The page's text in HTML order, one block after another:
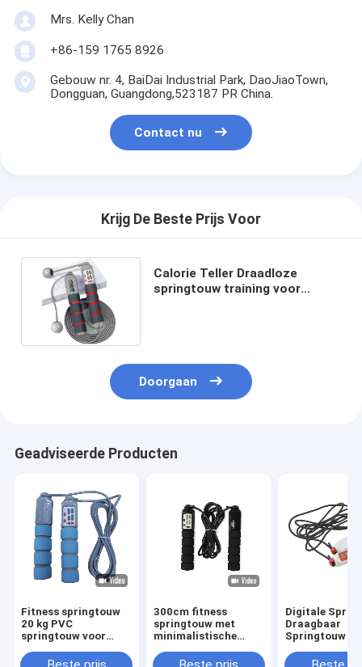
Mrs. Kelly Chan
+86-159 1765 8926
Gebouw nr. 4, BaiDai Industrial Park, DaoJiaoTown,
Dongguan, Guangdong,523187 PR China.
Contact nu
Krijg De Beste Prijs Voor
Calorie Teller Draadloze
springtouw training voor
Doorgaan
Geadviseerde Producten
Fitness springtouw
20 kg PVC
springtouw voor
PP-handvat OK-168
300cm fitness
springtouw met
minimalistische
een aangepast
Digitale
Draagbaar
Springtouw
Trainingstijd